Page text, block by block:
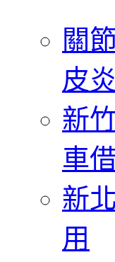
關
皮炎
新
車
新
用